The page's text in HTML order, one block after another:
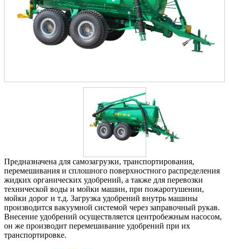
Предназначена для самозагрузки, транспортирования,
перемешивания и сплошного поверхностного распределения
жидких органических удобрений, а также для перевозки
технической воды и мойки машин, при пожаротушении,
мойки дорог и т.д. Загрузка удобрений внутрь машины
производится вакуумной системой через заправочный рукав.
Внесение удобрений осуществляется центробежным насосом,
он же производит перемешивание удобрений при их
транспортировке.